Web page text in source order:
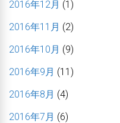
2016年12月 (1)
2016年11月 (2)
2016年10月 (9)
2016年9月 (11)
2016年8月 (4)
2016年7月 (6)